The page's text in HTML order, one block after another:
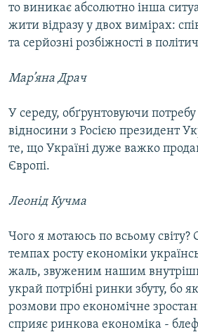
то виникає абсолютно інша
жити відразу у двох вимірах:
та серйозні розбіжності в
Мар’яна Драч
У середу, обґрунтовуючи
відносини з Росією президент
те, що Україні дуже важко
Європі.
Леонід Кучма
Чого я мотаюсь по всьому світу?
темпах росту економіки
жаль, звуженим нашим
украй потрібні ринки збуту, бо
розмови про економічне
сприяє ринкова економіка -